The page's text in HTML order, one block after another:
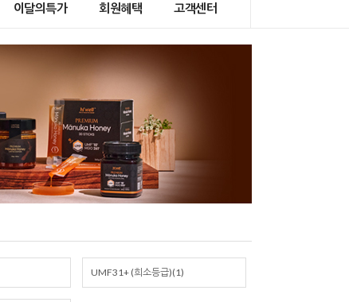
이달의특가 회원혜택 고객센터
UMF31+ (희소등급)(1)